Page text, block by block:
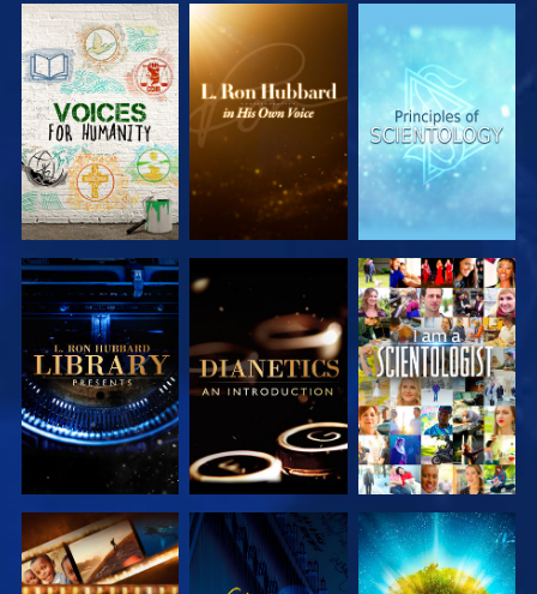
SERIE
ENTDECKEN
SERIE
ENTDECKEN
SERIE
ENTDECKEN
SERIE
ENTDECKEN
SERIE
ENTDECKEN
ANSEHEN
SERIE
ANSEHEN
SERIE